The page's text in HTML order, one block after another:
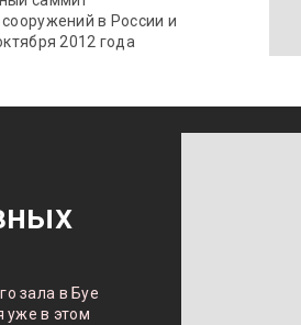
в России и
2012 года
зала в Буе
уже в этом